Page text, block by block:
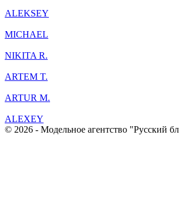
ALEKSEY
MICHAEL
NIKITA R.
ARTEM T.
ARTUR M.
ALEXEY
© 2026 - Модельное агентство "Русский